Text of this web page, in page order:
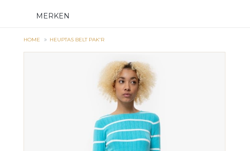
MERKEN
HOME HEUPTAS BELT PAK'R